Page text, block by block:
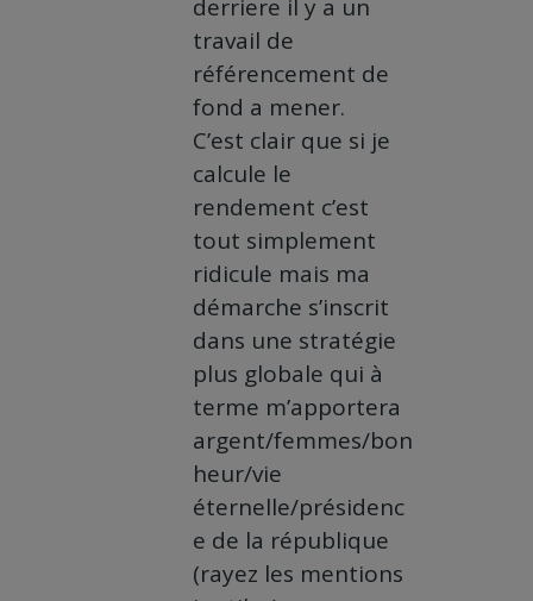
derriere il y a un
travail de
référencement de
fond a mener.
C’est clair que si je
calcule le
rendement c’est
tout simplement
ridicule mais ma
démarche s’inscrit
dans une stratégie
plus globale qui à
terme m’apportera
argent/femmes/bon
heur/vie
éternelle/présidenc
e de la république
(rayez les mentions